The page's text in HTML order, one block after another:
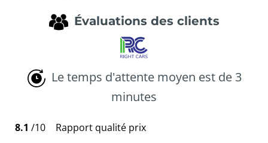
Évaluations des clients
Le temps d'attente moyen est de 3
minutes
8.1 /10
Rapport qualité prix